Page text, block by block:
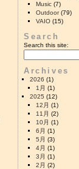
Music (7)
Outdoor(79)
VAIO (15)
Search
Search this site:
Archives
2026 (1)
1月 (1)
2025 (12)
12月 (1)
11月 (2)
10月 (1)
6月 (1)
5月 (3)
4月 (1)
3月 (1)
2月 (2)